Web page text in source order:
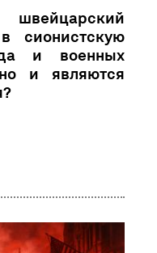
сионистскую
и военных
и являются